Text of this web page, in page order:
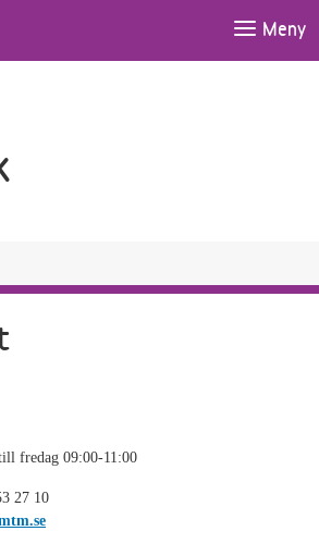
Meny
fredag 09:00-11:00
27 10